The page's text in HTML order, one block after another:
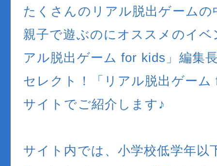
たくさんのリアル脱出ゲームの
親子で遊ぶのにオススメのイベ
アル脱出ゲーム for kids」編集
セレクト！「リアル脱出ゲーム
サイトでご紹介します♪
サイト内では、小学校低学年以